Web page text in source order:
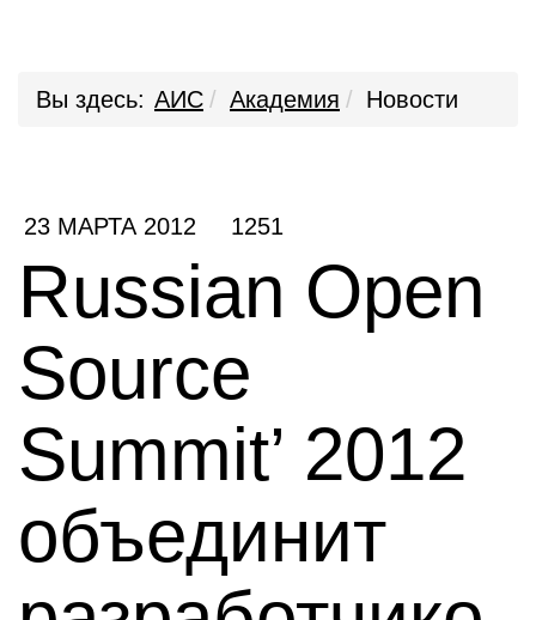
Вы здесь: АИС Академия Новости
23 МАРТА 2012 1251
Russian Open
Source
Summit’ 2012
объединит